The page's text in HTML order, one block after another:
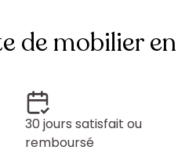
de mobilier en
30 jours satisfait ou
remboursé